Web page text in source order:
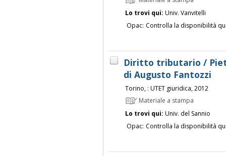
Lo trovi qui: Univ. Vanvitelli
Opac: Controlla la disponibilità
Diritto tributario /
di Augusto Fantozzi
Torino, : UTET giuridica, 2012
Materiale a stampa
Lo trovi qui: Univ. del Sannio
Opac: Controlla la disponibilità